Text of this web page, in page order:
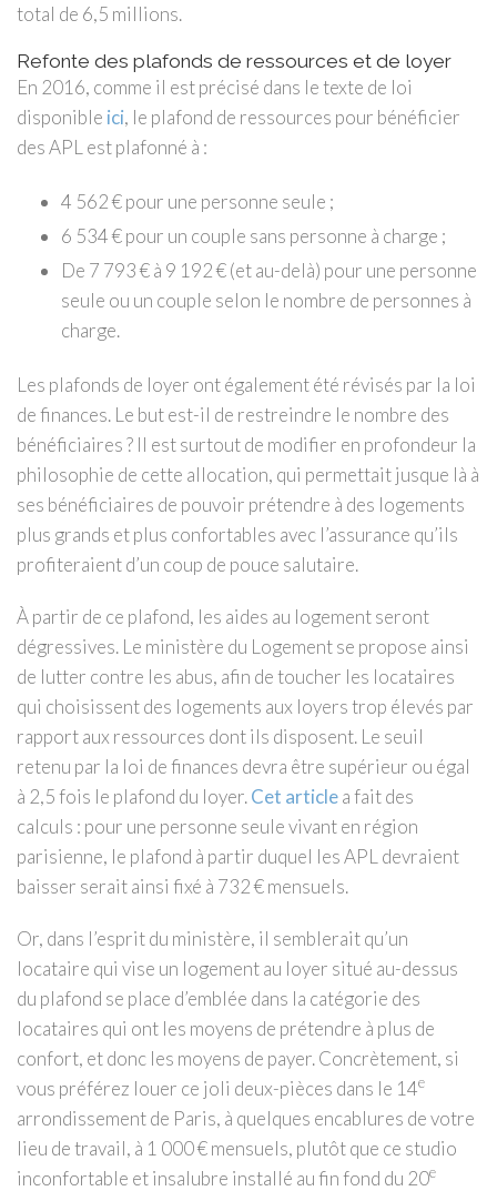
total de 6,5 millions.
Refonte des plafonds de ressources et de loyer
En 2016, comme il est précisé dans le texte de loi
disponible ici, le plafond de ressources pour bénéficier
des APL est plafonné à :
4 562 € pour une personne seule ;
6 534 € pour un couple sans personne à charge ;
De 7 793 € à 9 192 € (et au-delà) pour une personne
seule ou un couple selon le nombre de personnes à
charge.
Les plafonds de loyer ont également été révisés par la loi
de finances. Le but est-il de restreindre le nombre des
bénéficiaires ? Il est surtout de modifier en profondeur la
philosophie de cette allocation, qui permettait jusque là à
ses bénéficiaires de pouvoir prétendre à des logements
plus grands et plus confortables avec l’assurance qu’ils
profiteraient d’un coup de pouce salutaire.
À partir de ce plafond, les aides au logement seront
dégressives. Le ministère du Logement se propose ainsi
de lutter contre les abus, afin de toucher les locataires
qui choisissent des logements aux loyers trop élevés par
rapport aux ressources dont ils disposent. Le seuil
retenu par la loi de finances devra être supérieur ou égal
à 2,5 fois le plafond du loyer.Cet articlea fait des
calculs : pour une personne seule vivant en région
parisienne, le plafond à partir duquel les APL devraient
baisser serait ainsi fixé à 732 € mensuels.
Or, dans l’esprit du ministère, il semblerait qu’un
locataire qui vise un logement au loyer situé au-dessus
du plafond se place d’emblée dans la catégorie des
locataires qui ont les moyens de prétendre à plus de
confort, et donc les moyens de payer. Concrètement, si
vous préférez louer ce joli deux-pièces dans le 14e
arrondissement de Paris, à quelques encablures de votre
lieu de travail, à 1 000 € mensuels, plutôt que ce studio
inconfortable et insalubre installé au fin fond du 20e